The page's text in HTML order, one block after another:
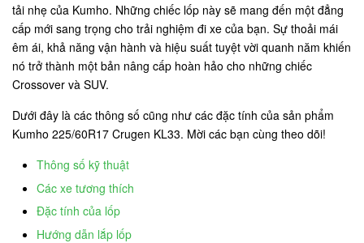
tải nhẹ của Kumho. Những chiếc lốp này sẽ mang đến một đẳng
cấp mới sang trọng cho trải nghiệm đi xe của bạn. Sự thoải mái
êm ái, khả năng vận hành và hiệu suất tuyệt vời quanh năm khiến
nó trở thành một bản nâng cấp hoàn hảo cho những chiếc
Crossover và SUV.
Dưới đây là các thông số cũng như các đặc tính của sản phẩm
Kumho 225/60R17 Crugen KL33. Mời các bạn cùng theo dõi!
Thông số kỹ thuật
Các xe tương thích
Đặc tính của lốp
Hướng dẫn lắp lốp